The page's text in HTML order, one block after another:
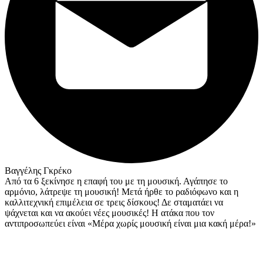
Βαγγέλης Γκρέκο
Από τα 6 ξεκίνησε η επαφή του με τη μουσική. Αγάπησε το
αρμόνιο, λάτρεψε τη μουσική! Μετά ήρθε το ραδιόφωνο και η
καλλιτεχνική επιμέλεια σε τρεις δίσκους! Δε σταματάει να
ψάχνεται και να ακούει νέες μουσικές! Η ατάκα που τον
αντιπροσωπεύει είναι «Μέρα χωρίς μουσική είναι μια κακή μέρα!»